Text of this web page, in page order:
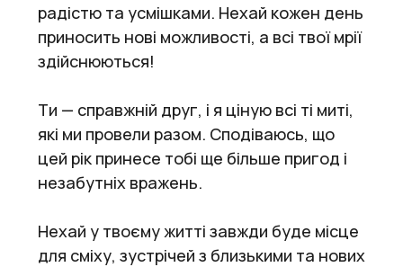
радістю та усмішками. Нехай кожен день
приносить нові можливості, а всі твої мрії
здійснюються!
Ти — справжній друг, і я ціную всі ті миті,
які ми провели разом. Сподіваюсь, що
цей рік принесе тобі ще більше пригод і
незабутніх вражень.
Нехай у твоєму житті завжди буде місце
для сміху, зустрічей з близькими та нових